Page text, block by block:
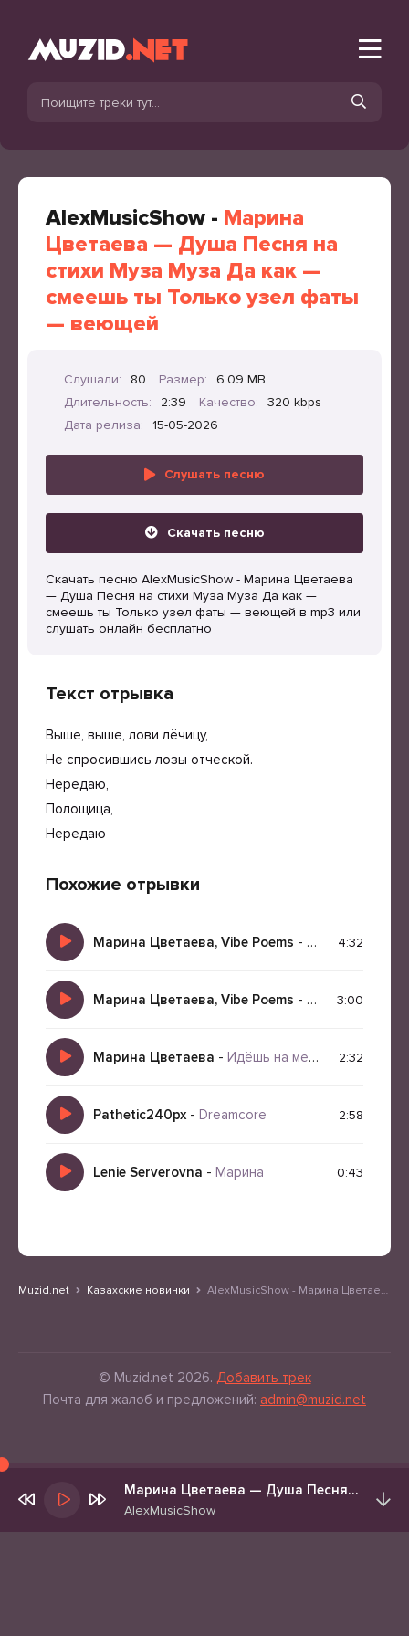
AlexMusicShow - Марина
Цветаева — Душа Песня на
стихи Муза Муза Да как —
смеешь ты Только узел фаты
— веющей
Слушали: 80 Размер:
6.09 MB
Длительность:
2:39 Качество:
320 kbps
Дата релиза:
15-05-2026
Слушать песню
Скачать песню
Скачать песню AlexMusicShow - Марина Цветаева
— Душа Песня на стихи Муза Муза Да как —
смеешь ты Только узел фаты — веющей в mp3 или
слушать онлайн бесплатно
Текст отрывка
Выше, выше, лови лёчицу,
Не спросившись лозы отческой.
Нередаю,
Полощица,
Нередаю
Похожие отрывки
Марина Цветаева, Vibe Poems - Монолог
4:32
Марина Цветаева, Vibe Poems - Родина
3:00
Марина Цветаева - Идёшь на меня похожий 2:32
Pathetic240px - Dreamcore 2:58
Lenie Serverovna - Марина 0:43
Muzid.net Казахские новинки AlexMusicShow - Марина Цветаева — Душа Песня на стихи Муза Муза Да как — смеешь ты Только узел фаты — веющей
© Muzid.net 2026. Добавить трек
Почта для жалоб и предложений: admin@muzid.net
Марина Цветаева — Душа Песня на стихи Муза Муза Да как — смеешь ты Только узел фаты — веющей
AlexMusicShow